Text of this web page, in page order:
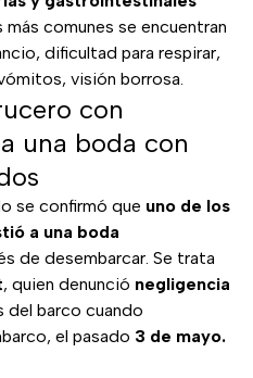
más comunes se encuentran
dificultad para respirar,
visión borrosa.
con
una boda con
se confirmó que uno de los
a una boda
de desembarcar. Se trata
, quien denunció negligencia
del barco cuando
el pasado 3 de mayo.